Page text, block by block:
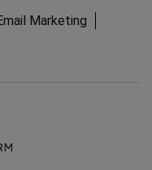
Marketing